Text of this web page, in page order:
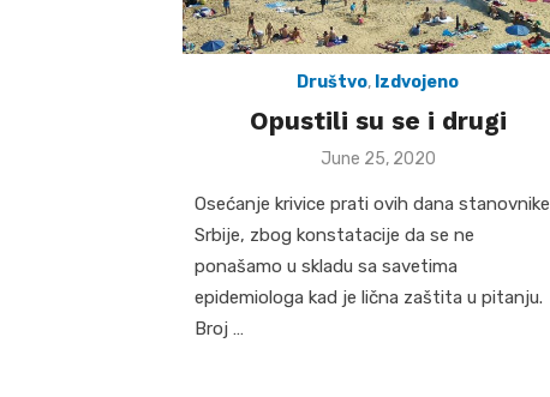
Društvo, Izdvojeno
Opustili su se i drugi
Posted
June 25, 2020
Osećanje krivice prati ovih dana stanovnike
Srbije, zbog konstatacije da se ne
ponašamo u skladu sa savetima
epidemiologa kad je lična zaštita u pitanju.
Broj …